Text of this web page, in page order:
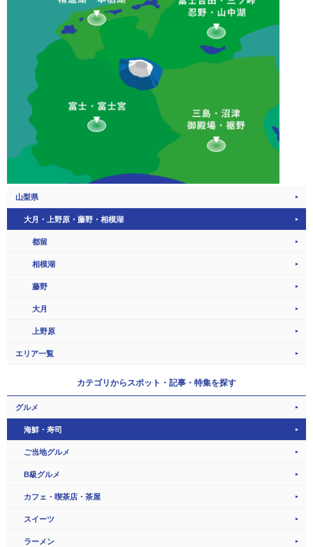
山梨県
大月・上野原・藤野・相模湖
都留
相模湖
藤野
大月
上野原
エリア一覧
カテゴリからスポット・記事・特集を探す
グルメ
海鮮・寿司
ご当地グルメ
B級グルメ
カフェ・喫茶店・茶屋
スイーツ
ラーメン